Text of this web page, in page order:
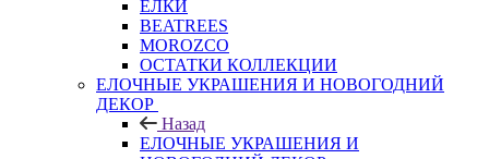
ЕЛКИ
BEATREES
MOROZCO
ОСТАТКИ КОЛЛЕКЦИИ
ЕЛОЧНЫЕ УКРАШЕНИЯ И НОВОГОДНИЙ
ДЕКОР
Назад
ЕЛОЧНЫЕ УКРАШЕНИЯ И